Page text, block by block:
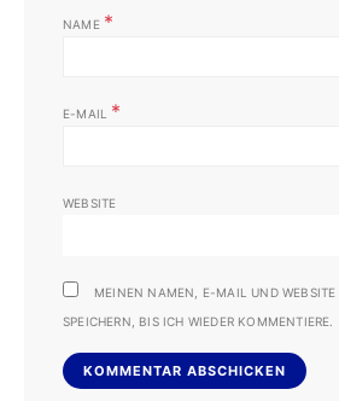
NAME *
E-MAIL *
WEBSITE
MEINEN NAMEN, E-MAIL UND WEBSITE
SPEICHERN, BIS ICH WIEDER KOMMENTIERE.